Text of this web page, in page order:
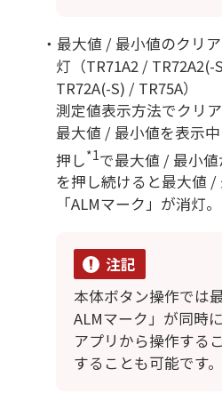
・最大値 / 最小値のクリ
灯（TR71A2 /
TR72A(-S) / TR75A）
測定値表示方法でクリ
最大値 / 最小値を表示
押し*1で最大値 / 最小
を押し続けると最大値
「ALMマーク」が消灯。
注記
本体ボタン操作では
ALMマーク」が同時
アプリから操作する
することも可能です。